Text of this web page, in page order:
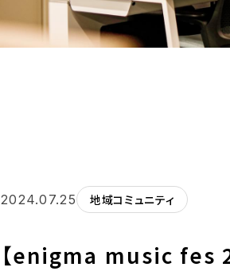
2024.07.25 地域コミュニティ
【enigma music fes